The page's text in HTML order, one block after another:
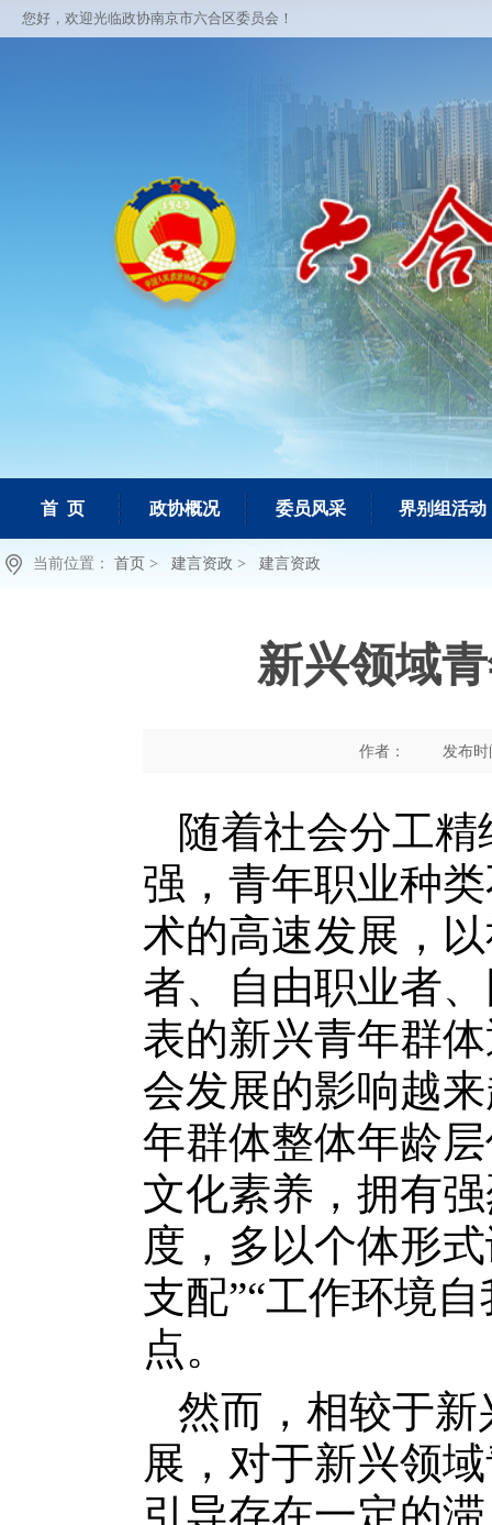
您好，欢迎光临政协南京市六合区委员会！
首 页 政协概况 委员风采 界别组活动
当前位置： 首页 > 建言资政 > 建言资政
新兴领域
作者： 发布时
随着社会分工
强，青年职业种
术的高速发展，
者、自由职业者
表的新兴青年群
会发展的影响越
年群体整体年龄
文化素养，拥有
度，多以个体形
支配”“工作环境
点。
然而，相较于
展，对于新兴领
引导存在一定的